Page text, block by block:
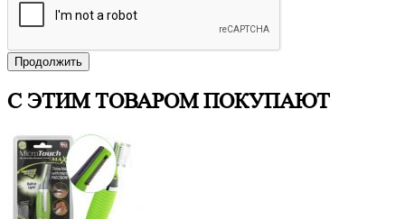
Продолжить
С ЭТИМ ТОВАРОМ ПОКУПАЮТ